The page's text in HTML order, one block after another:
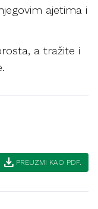
ajetima i
a tražite i
download PREUZMI KAO PDF.